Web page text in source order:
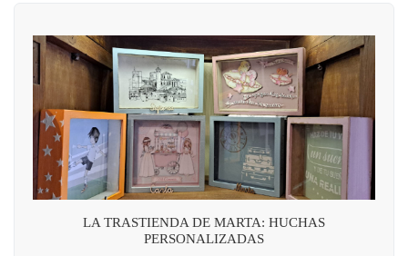
LA TRASTIENDA DE MARTA: HUCHAS
PERSONALIZADAS